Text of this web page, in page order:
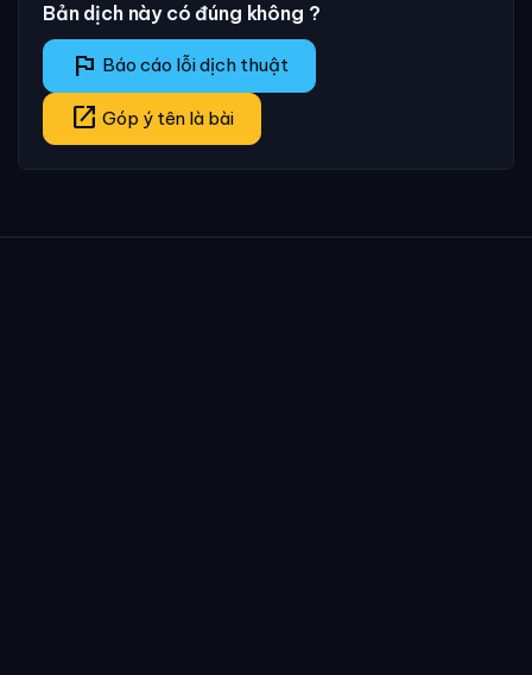
Bản dịch này có đúng không ?
flag Báo cáo lỗi dịch thuật
open_in_new Góp ý tên là bài